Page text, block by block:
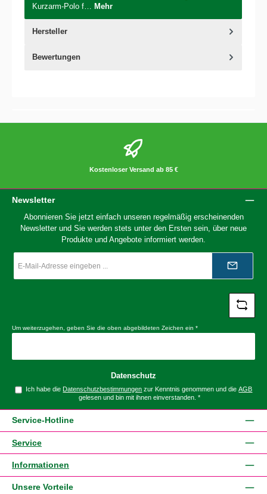
Kurzarm-Polo f… Mehr
Hersteller
Bewertungen
Kostenloser Versand ab 85 €
Newsletter
Abonnieren Sie jetzt einfach unseren regelmäßig erscheinenden
Newsletter und Sie werden stets unter den Ersten sein, über neue
Produkte und Angebote informiert werden.
Mail-
*
Um weiterzugehen, geben Sie die oben abgebildeten Zeichen ein *
Datenschutz
Ich habe dieDatenschutzbestimmungen zur Kenntnis genommen und dieAGB
gelesen und bin mit ihnen einverstanden. *
Service-Hotline
Service
Informationen
Unsere Vorteile